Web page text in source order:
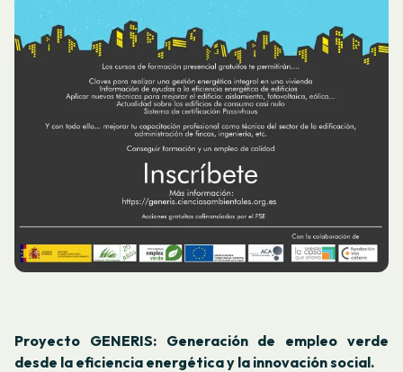
Proyecto GENERIS: Generación de empleo verde
desde la eficiencia energética y la innovación social.